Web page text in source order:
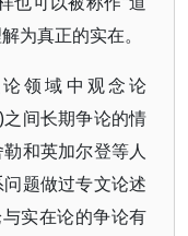
为真正的实在。
领域中观念论
间长期争论的情
和英加尔登等人
题做过专文论述
实在论的争论有